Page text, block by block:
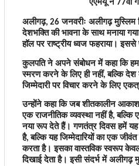
77
अलीगढ़, 26 जनवरीः अलीगढ़ मुस्लिम
देशभक्ति की भावना के साथ मनाया
हॉल पर राष्ट्रीय ध्वज फहराया।
कुलपति ने अपने संबोधन में कहा कि
स्मरण करने के लिए ही नहीं,बल्कि देश
जिम्मेदारी पर विचार करने के लिए
उन्होंने कहा कि जब शीतकालीन आकाश
एक राजनीतिक व्यवस्था नहीं है,बल्कि
नया रूप देते हैं। गणतंत्र दिवस हमें
है,बल्कि यह जिम्मेदारियों का एक जीवंत
करता है। इसका वास्तविक स्वरूप
दिखाई देता है। इसी संदर्भ में अलीगढ़